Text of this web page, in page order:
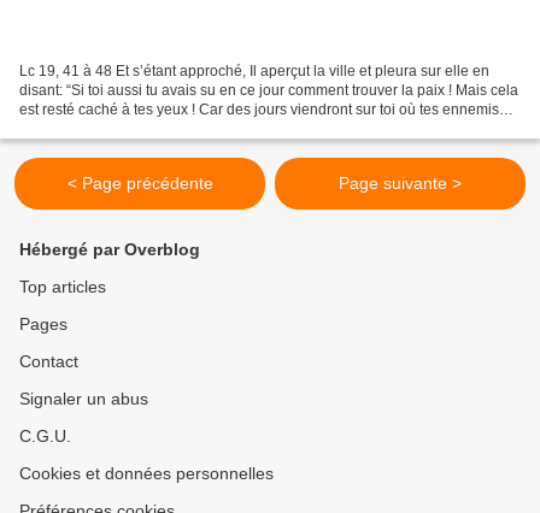
Lc 19, 41 à 48 Et s’étant approché, Il aperçut la ville et pleura sur elle en
disant: “Si toi aussi tu avais su en ce jour comment trouver la paix ! Mais cela
est resté caché à tes yeux ! Car des jours viendront sur toi où tes ennemis
< Page précédente Page suivante >
Hébergé par Overblog
Top articles
Pages
Contact
Signaler un abus
C.G.U.
Cookies et données personnelles